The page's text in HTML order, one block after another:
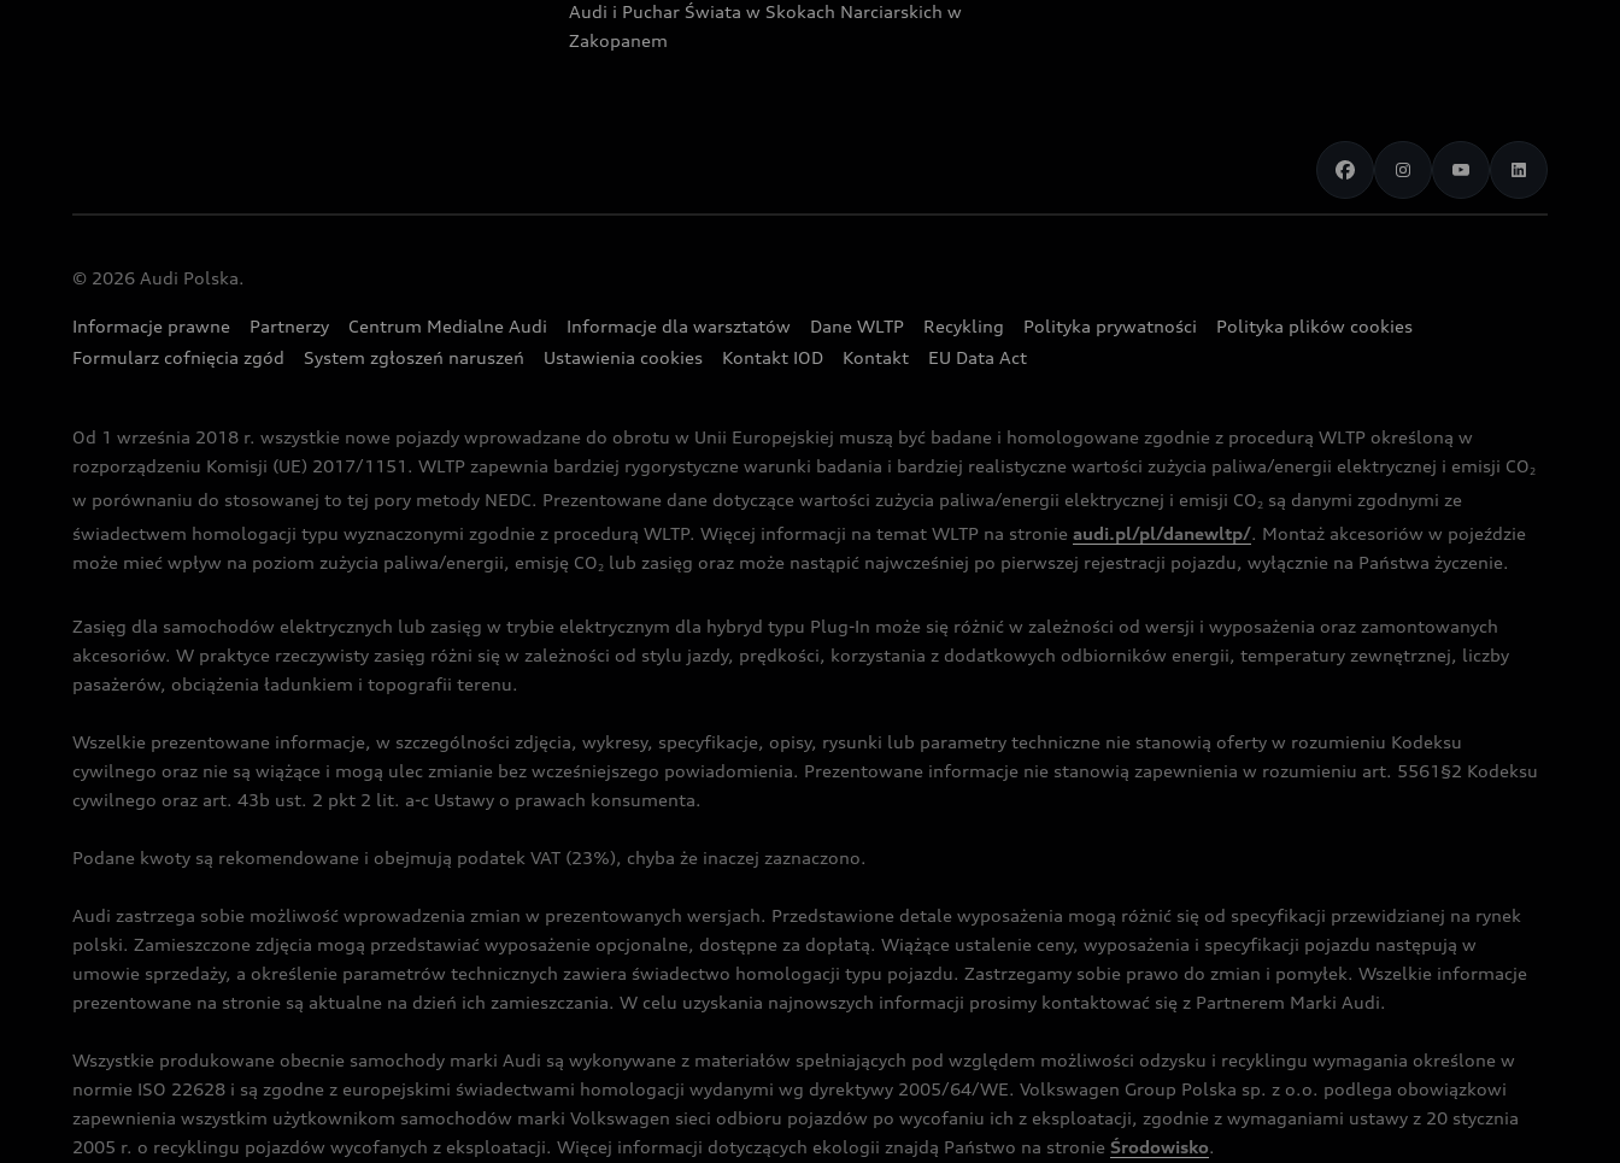
Audi i Puchar Świata w Skokach Narciarskich w
Zakopanem
© 2026 Audi Polska.
Informacje prawne Partnerzy Centrum Medialne Audi Informacje dla warsztatów Dane WLTP Recykling Polityka prywatności
Polityka plików cookies
Formularz cofnięcia zgód
System zgłoszeń naruszeń Ustawienia cookies Kontakt IOD Kontakt EU Data Act
Od 1 września 2018 r. wszystkie nowe pojazdy wprowadzane do obrotu w Unii Europejskiej muszą być badane i homologowane zgodnie z procedurą WLTP określoną w
rozporządzeniu Komisji (UE) 2017/1151. WLTP zapewnia bardziej rygorystyczne warunki badania i bardziej realistyczne wartości zużycia paliwa/energii elektrycznej i emisji CO2
w porównaniu do stosowanej to tej pory metody NEDC. Prezentowane dane dotyczące wartości zużycia paliwa/energii elektrycznej i emisji CO2 są danymi zgodnymi ze
świadectwem homologacji typu wyznaczonymi zgodnie z procedurą WLTP. Więcej informacji na temat WLTP na stronie audi.pl/pl/danewltp/. Montaż akcesoriów w pojeździe
może mieć wpływ na poziom zużycia paliwa/energii, emisję CO2 lub zasięg oraz może nastąpić najwcześniej po pierwszej rejestracji pojazdu, wyłącznie na Państwa życzenie.
Zasięg dla samochodów elektrycznych lub zasięg w trybie elektrycznym dla hybryd typu Plug-In może się różnić w zależności od wersji i wyposażenia oraz zamontowanych
akcesoriów. W praktyce rzeczywisty zasięg różni się w zależności od stylu jazdy, prędkości, korzystania z dodatkowych odbiorników energii, temperatury zewnętrznej, liczby
pasażerów, obciążenia ładunkiem i topografii terenu.
Wszelkie prezentowane informacje, w szczególności zdjęcia, wykresy, specyfikacje, opisy, rysunki lub parametry techniczne nie stanowią oferty w rozumieniu Kodeksu
cywilnego oraz nie są wiążące i mogą ulec zmianie bez wcześniejszego powiadomienia. Prezentowane informacje nie stanowią zapewnienia w rozumieniu art. 5561§2 Kodeksu
cywilnego oraz art. 43b ust. 2 pkt 2 lit. a-c Ustawy o prawach konsumenta.
Podane kwoty są rekomendowane i obejmują podatek VAT (23%), chyba że inaczej zaznaczono.
Audi zastrzega sobie możliwość wprowadzenia zmian w prezentowanych wersjach. Przedstawione detale wyposażenia mogą różnić się od specyfikacji przewidzianej na rynek
polski. Zamieszczone zdjęcia mogą przedstawiać wyposażenie opcjonalne, dostępne za dopłatą. Wiążące ustalenie ceny, wyposażenia i specyfikacji pojazdu następują w
umowie sprzedaży, a określenie parametrów technicznych zawiera świadectwo homologacji typu pojazdu. Zastrzegamy sobie prawo do zmian i pomyłek. Wszelkie informacje
prezentowane na stronie są aktualne na dzień ich zamieszczania. W celu uzyskania najnowszych informacji prosimy kontaktować się z Partnerem Marki Audi.
Wszystkie produkowane obecnie samochody marki Audi są wykonywane z materiałów spełniających pod względem możliwości odzysku i recyklingu wymagania określone w
normie ISO 22628 i są zgodne z europejskimi świadectwami homologacji wydanymi wg dyrektywy 2005/64/WE. Volkswagen Group Polska sp. z o.o. podlega obowiązkowi
zapewnienia wszystkim użytkownikom samochodów marki Volkswagen sieci odbioru pojazdów po wycofaniu ich z eksploatacji, zgodnie z wymaganiami ustawy z 20 stycznia
2005 r. o recyklingu pojazdów wycofanych z eksploatacji. Więcej informacji dotyczących ekologii znajdą Państwo na stronie Środowisko.